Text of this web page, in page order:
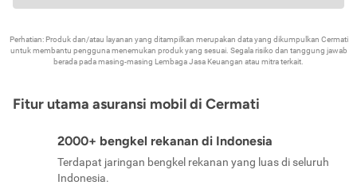
Perhatian: Produk dan/atau layanan yang ditampilkan merupakan data yang dikumpulkan Cermati
untuk membantu pengguna menemukan produk yang sesuai. Segala risiko dan tanggung jawab
berada pada masing-masing Lembaga Jasa Keuangan atau mitra terkait.
Fitur utama asuransi mobil di Cermati
2000+ bengkel rekanan di Indonesia
Terdapat jaringan bengkel rekanan yang luas di seluruh
Indonesia.